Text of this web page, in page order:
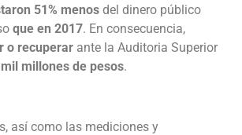
51% menos del dinero público
que en 2017. En consecuencia,
o recuperar ante la Auditoria Superior
millones de pesos.
así como las mediciones y